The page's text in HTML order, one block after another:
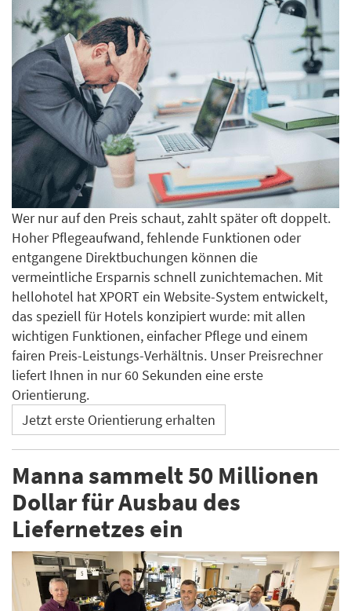
Wer nur auf den Preis schaut, zahlt später oft doppelt.
Hoher Pflegeaufwand, fehlende Funktionen oder
entgangene Direktbuchungen können die
vermeintliche Ersparnis schnell zunichtemachen. Mit
hellohotel hat XPORT ein Website-System entwickelt,
das speziell für Hotels konzipiert wurde: mit allen
wichtigen Funktionen, einfacher Pflege und einem
fairen Preis-Leistungs-Verhältnis. Unser Preisrechner
liefert Ihnen in nur 60 Sekunden eine erste
Orientierung.
Jetzt erste Orientierung erhalten
Manna sammelt 50 Millionen
Dollar für Ausbau des
Liefernetzes ein